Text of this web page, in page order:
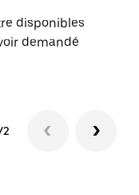
disponibles
demandé
2